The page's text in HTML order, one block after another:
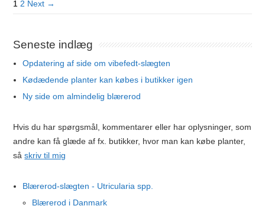
1 2 Next →
Seneste indlæg
Opdatering af side om vibefedt-slægten
Kødædende planter kan købes i butikker igen
Ny side om almindelig blærerod
Hvis du har spørgsmål, kommentarer eller har oplysninger, som
andre kan få glæde af fx. butikker, hvor man kan købe planter,
såskriv til mig
Blærerod-slægten - Utricularia spp.
Blærerod i Danmark